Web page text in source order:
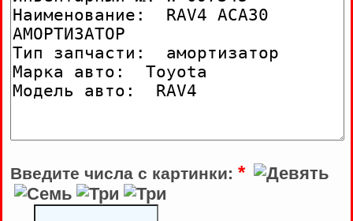
Введите числа с картинки: *